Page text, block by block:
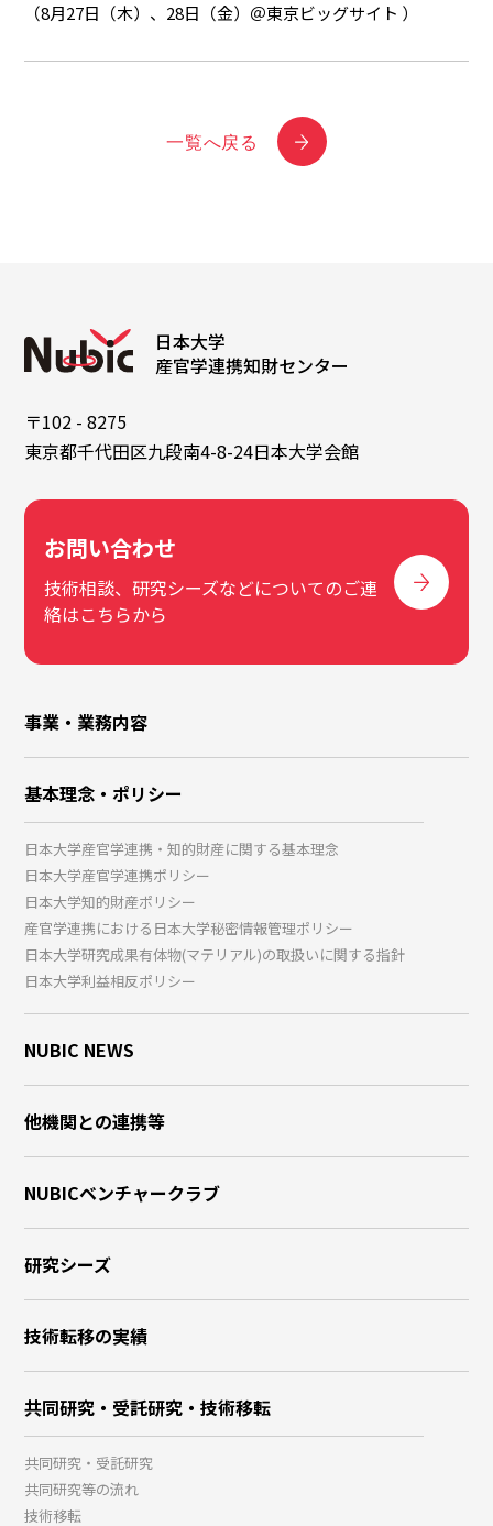
（8月27日（木）、28日（金）＠東京ビッグサイト ）
一覧へ戻る
日本大学
産官学連携知財センター
〒102 - 8275
東京都千代田区九段南4-8-24日本大学会館
お問い合わせ
技術相談、研究シーズなどについてのご連
絡はこちらから
事業・業務内容
基本理念・ポリシー
日本大学産官学連携・知的財産に関する基本理念
日本大学産官学連携ポリシー
日本大学知的財産ポリシー
産官学連携における日本大学秘密情報管理ポリシー
日本大学研究成果有体物(マテリアル)の取扱いに関する指針
日本大学利益相反ポリシー
NUBIC NEWS
他機関との連携等
NUBICベンチャークラブ
研究シーズ
技術転移の実績
共同研究・受託研究・技術移転
共同研究・受託研究
共同研究等の流れ
技術移転